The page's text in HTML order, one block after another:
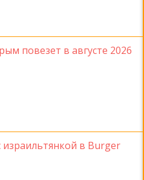
повезет в августе 2026
в Burger